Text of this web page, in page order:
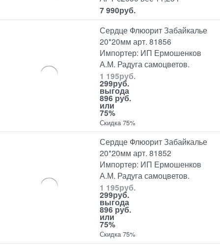
7 990руб.
Сердце Флюорит Забайкалье
20*20мм арт. 81856
Импортер: ИП Ермошенков
А.М. Радуга самоцветов.
1 195руб.
299руб.
выгода
896 руб.
или
75%
Скидка 75%
Сердце Флюорит Забайкалье
20*20мм арт. 81852
Импортер: ИП Ермошенков
А.М. Радуга самоцветов.
1 195руб.
299руб.
выгода
896 руб.
или
75%
Скидка 75%